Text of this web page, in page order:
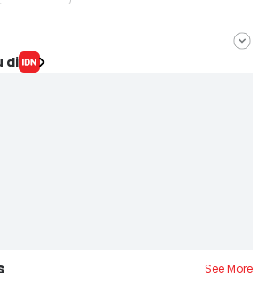
di
See More